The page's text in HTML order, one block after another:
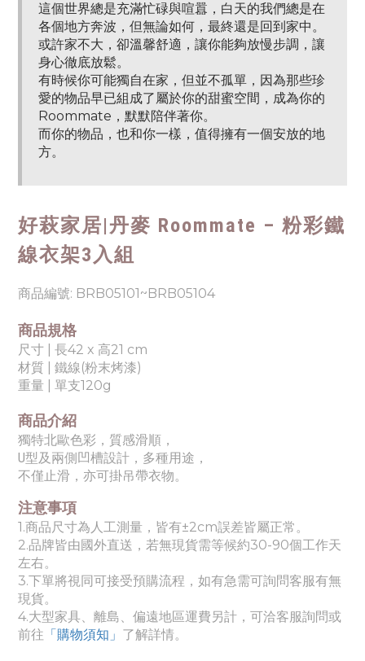
這個世界總是充滿忙碌與喧囂，白天的我們總是在
各個地方奔波，但無論如何，最終還是回到家中。
或許家不大，卻溫馨舒適，讓你能夠放慢步調，讓
身心徹底放鬆。
有時候你可能獨自在家，但並不孤單，因為那些珍
愛的物品早已組成了屬於你的甜蜜空間，成為你的
Roommate，默默陪伴著你。
而你的物品，也和你一樣，值得擁有一個安放的地
方。
好萩家居|丹麥 Roommate – 粉彩鐵
線衣架3入組
商品編號: BRB05101~BRB05104
商品規格
尺寸 | 長42 x 高21 cm
材質 | 鐵線(粉末烤漆)
重量 | 單支120g
商品介紹
獨特北歐色彩，質感滑順，
U型及兩側凹槽設計，多種用途，
不僅止滑，亦可掛吊帶衣物。
注意事項
1.商品尺寸為人工測量，皆有±2cm誤差皆屬正常。
2.品牌皆由國外直送，若無現貨需等候約30-90個工作天
左右。
3.下單將視同可接受預購流程，如有急需可詢問客服有無
現貨。
4.大型家具、離島、偏遠地區運費另計，可洽客服詢問或
前往 「購物須知」 了解詳情。